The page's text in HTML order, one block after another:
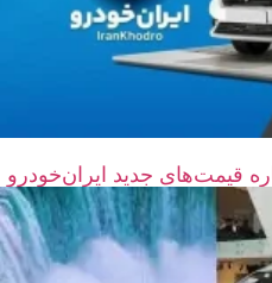
قیمت‌های جدید ایران‌خودرو